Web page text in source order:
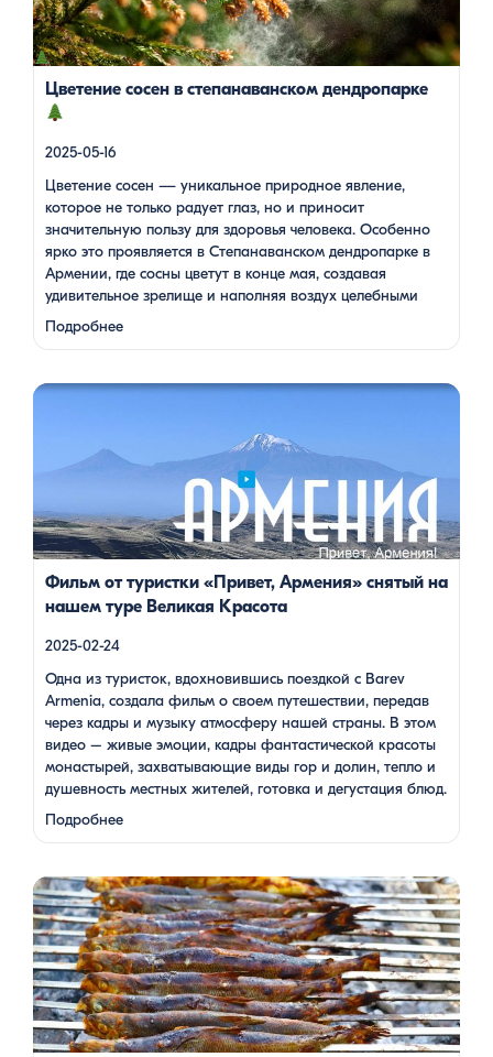
воздух целебными веществами.Степанаванский
дендропарк: жемчужина Лорийской области
Степанаванский дендропарк, также известный как «Сочут»
Цветение сосен в степанаванском дендропарке
2025-05-16
Цветение сосен — уникальное природное явление,
которое не только радует глаз, но и приносит
значительную пользу для здоровья человека. Особенно
ярко это проявляется в Степанаванском дендропарке в
Армении, где сосны цветут в конце мая, создавая
удивительное зрелище и наполняя воздух целебными
веществами.
Лорийской области Степанаванский дендропарк, также
Подробнее
Одна из туристок, вдохновившись поездкой с Barev Armenia,
музыку атмосферу нашей страны. В этом видео – живые
эмоции, кадры фантастической красоты монастырей,
захватывающие виды гор и долин, тепло и душевность
местных жителей, готовка и дегустация блюд. Путешествие
под завораживающие мелодии дудука Дживана Гаспаряна
стало настоящим погружением […]
Фильм от туристки «Привет, Армения» снятый на
нашем туре Великая Красота
2025-02-24
Одна из туристок, вдохновившись поездкой с Barev
Armenia, создала фильм о своем путешествии, передав
через кадры и музыку атмосферу нашей страны. В этом
видео – живые эмоции, кадры фантастической красоты
монастырей, захватывающие виды гор и долин, тепло и
душевность местных жителей, готовка и дегустация блюд.
Путешествие под завораживающие мелодии дудука
Дживана Гаспаряна стало настоящим погружением …
Подробнее
Многие гости Армении, приезжая в страну, обязательно
включают в свою программу поездку на Севан. Этот
маршрут — один из самых популярных: свежий горный
воздух, величественные пейзажи, древние храмы и, конечно
же, местная кухня. На Севане можно посетить Севанаванк
— знаменитый монастырь IX века, расположенный на
полуострове, а также Айраванк, который менее известен, но
не менее […]